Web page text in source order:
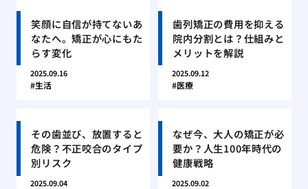
笑顔に自信が持てないあ
なたへ。矯正が心にもた
らす変化
2025.09.16
生活
歯列矯正の費用を抑える
院内分割とは？仕組みと
メリットを解説
2025.09.12
医療
その歯並び、放置すると
危険？不正咬合のタイプ
別リスク
2025.09.04
なぜ今、大人の矯正が必
要か？人生100年時代の
健康戦略
2025.09.02